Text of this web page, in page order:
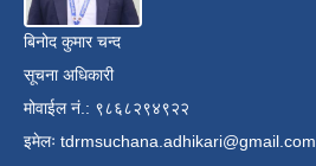
बिनोद कुमार चन्द
सूचना अधिकारी
मोवाईल नं.: ९८६८२९४९२२
इमेलः tdrmsuchana.adhikari@gmail.com